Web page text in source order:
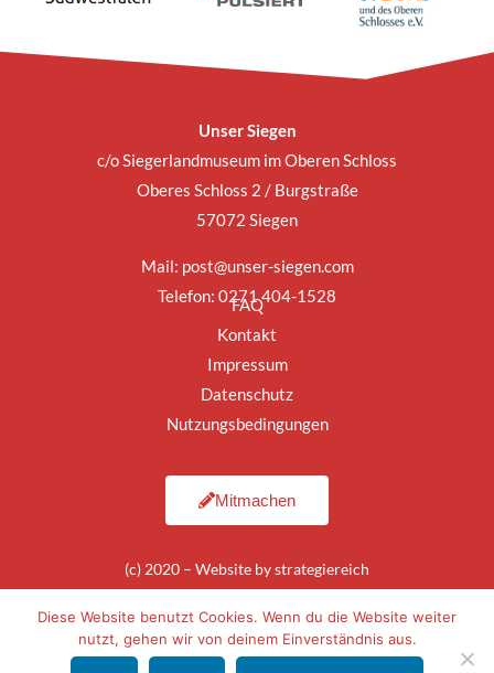
Unser Siegen
c/o Siegerlandmuseum im Oberen Schloss
Oberes Schloss 2 / Burgstraße
57072 Siegen
Mail: post@unser-siegen.com
Telefon: 0271 404-1528
FAQ
Kontakt
Impressum
Datenschutz
Nutzungsbedingungen
(c) 2020 – Website bystrategiereich
Mitmachen
Diese Website benutzt Cookies. Wenn du die Website weiter
nutzt, gehen wir von deinem Einverständnis aus.